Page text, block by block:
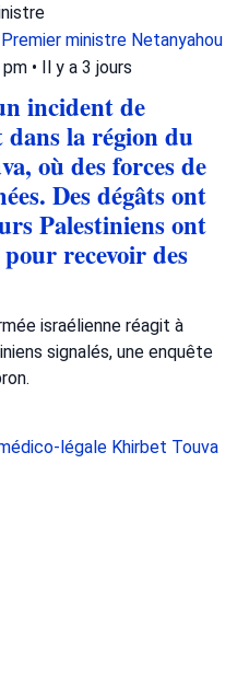
Premier ministre Netanyahou
• Il y a 3 jours
incident de
dans la région du
où des forces de
Des dégâts ont
Palestiniens ont
pour recevoir des
israélienne réagit à
signalés, une enquête
légale Khirbet Touva